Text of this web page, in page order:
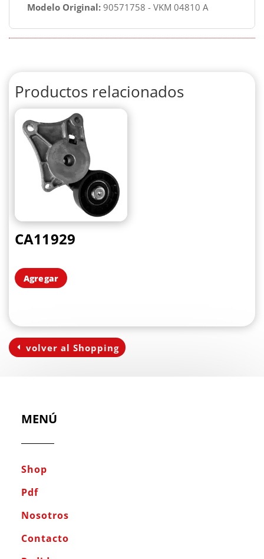
Modelo Original: 90571758 - VKM 04810 A
Productos relacionados
CA11929
Agregar
volver al Shopping
MENÚ
Shop
Pdf
Nosotros
Contacto